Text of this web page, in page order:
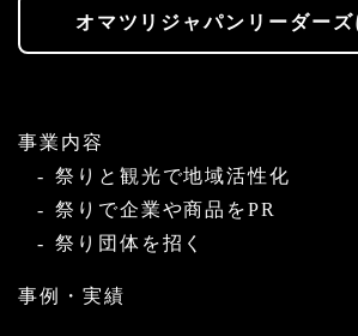
オマツリジャパンリーダーズ
事業内容
祭りと観光で地域活性化
祭りで企業や商品をPR
祭り団体を招く
事例・実績